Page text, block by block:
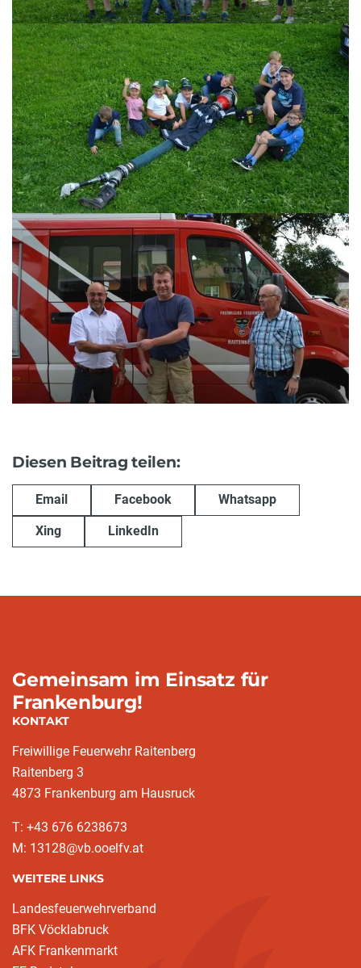
Diesen Beitrag teilen:
Email Facebook Whatsapp
Xing LinkedIn
Gemeinsam im Einsatz für
Frankenburg!
KONTAKT
Freiwillige Feuerwehr Raitenberg
Raitenberg 3
4873 Frankenburg am Hausruck
T: +43 676 6238673
M: 13128@vb.ooelfv.at
WEITERE LINKS
Landesfeuerwehrverband
BFK Vöcklabruck
AFK Frankenmarkt